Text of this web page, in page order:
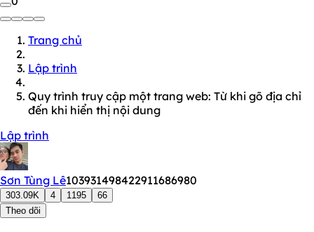
Trang chủ
Lập trình
Quy trình truy cập một trang web: Từ khi gõ địa chỉ
đến khi hiển thị nội dung
Lập trình
Sơn Tùng Lê103931498422911686980
303.09K 4 1195
66
Theo dõi